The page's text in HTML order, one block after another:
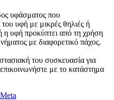
υφάσματος που
υφή με μικρές θηλιές ή
η υφή προκύπτει από τη χρήση
με διαφορετικό πάχος.
του συσκευασία για
με το κατάστημα